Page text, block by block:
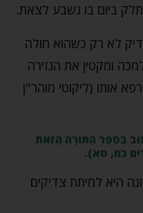
ביום בו נשבע לצאת.
לא רק כשהוא חולה
ומקטין את הגזירה
אותו (ליקוטי מוהר"ן
בְּסֵפֶר הַתּוֹרָה הַזֹּאת
כח, סא).
היא למיתת צדיקים